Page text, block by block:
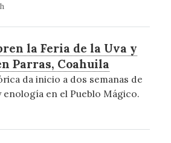
la Feria de la Uva y
Parras, Coahuila
da inicio a dos semanas de
en el Pueblo Mágico.